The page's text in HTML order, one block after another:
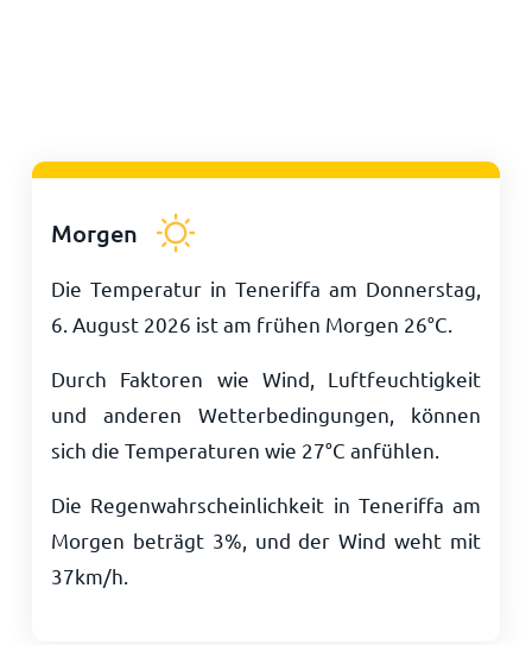
Morgen
Die Temperatur in Teneriffa am Donnerstag,
6. August 2026 ist am frühen Morgen 26°C
Durch Faktoren wie Wind, Luftfeuchtigkeit
und anderen Wetterbedingungen, können
sich die Temperaturen wie 27°C anfühlen.
Die Regenwahrscheinlichkeit in Teneriffa am
Morgen beträgt 3%, und der Wind weht mit
37km/h